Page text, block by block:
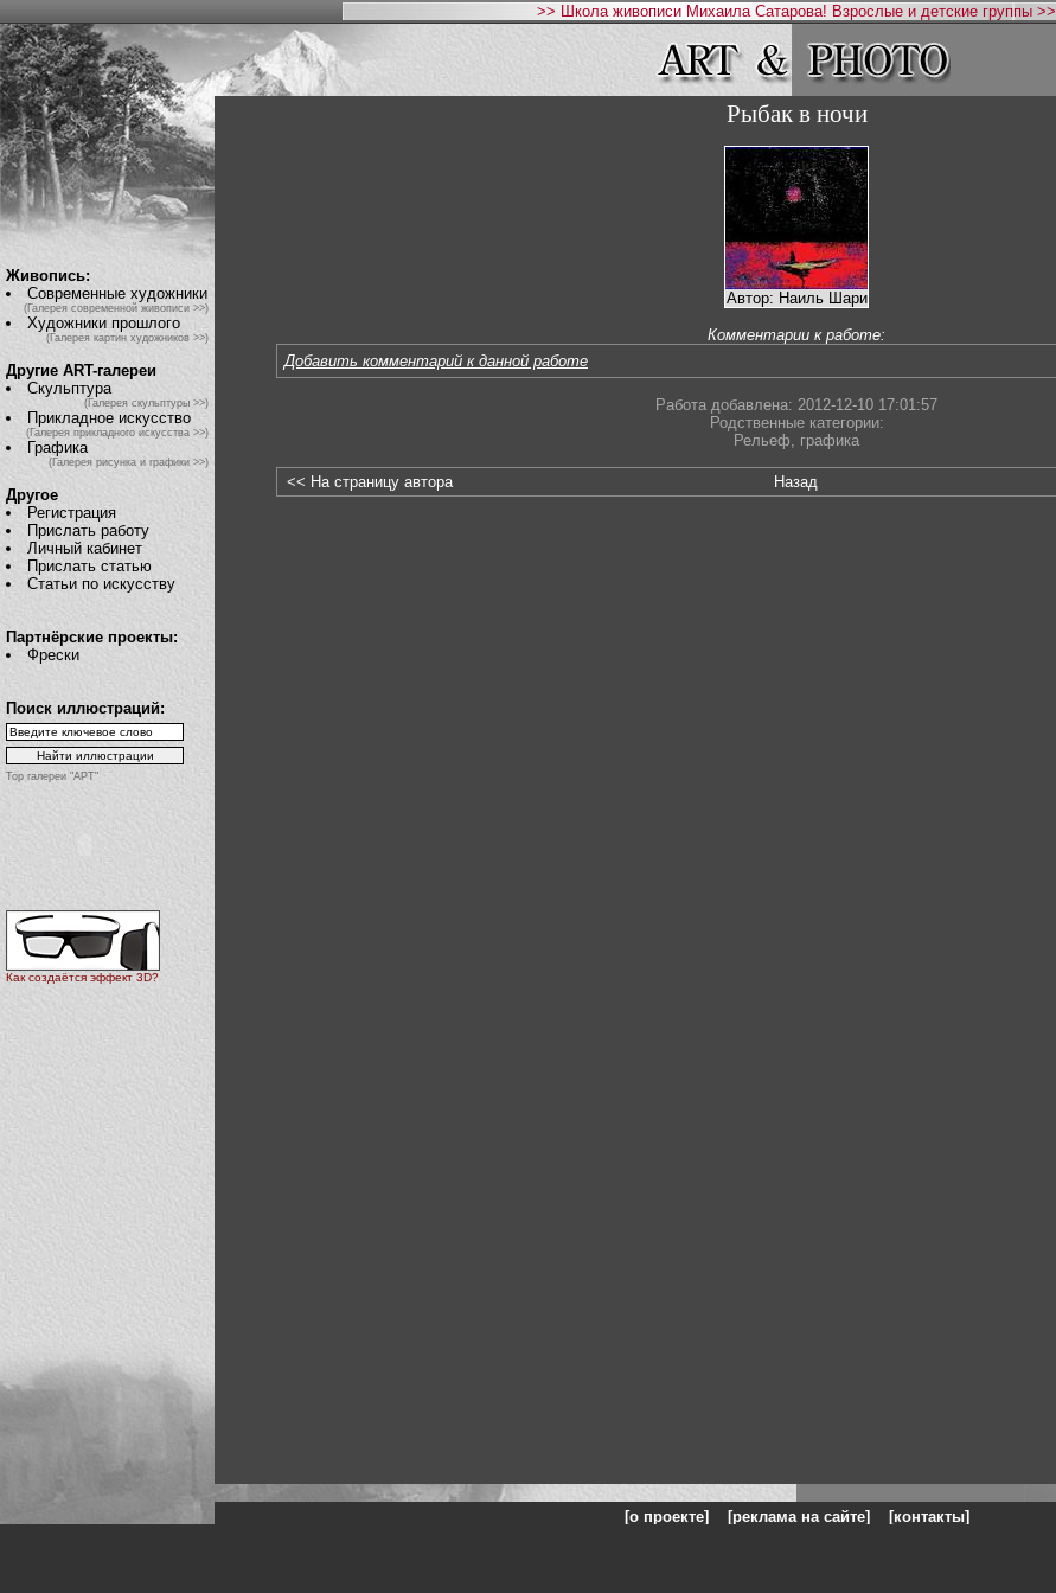
>> Школа живописи Михаила Сатарова! Взрослые и детские группы >>
Живопись:
Современные художники
(Галерея современной живописи >>)
Художники прошлого
(Галерея картин художников >>)
Другие ART-галереи
Скульптура
(Галерея скульптуры >>)
Прикладное искусство
(Галерея прикладного искусства >>)
Графика
(Галерея рисунка и графики >>)
Другое
Регистрация
Прислать работу
Личный кабинет
Прислать статью
Статьи по искусству
Партнёрские проекты:
Фрески
Поиск иллюстраций:
Top галереи "АРТ"
Как создаётся эффект 3D?
Рыбак в ночи
Автор: Наиль Шари
Комментарии к работе:
Добавить комментарий к данной работе
Работа добавлена: 2012-12-10 17:01:57
Родственные категории:
Рельеф, графика
<< На страницу автора Назад
[о проекте] [реклама на сайте] [контакты]